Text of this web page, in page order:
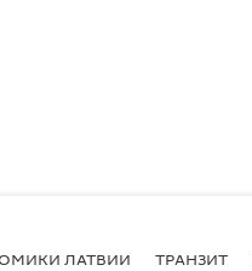
ЛАТВИИ ТРАНЗИТ